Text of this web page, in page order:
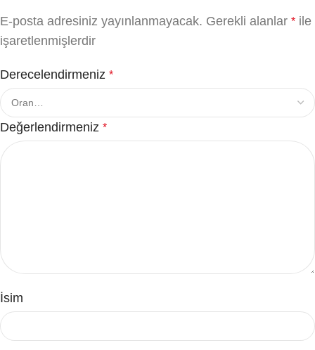
E-posta adresiniz yayınlanmayacak. Gerekli alanlar * ile
işaretlenmişlerdir
Derecelendirmeniz *
Değerlendirmeniz *
İsim